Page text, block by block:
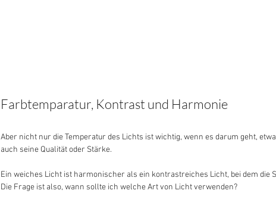
Farbtemparatur, Kontrast und Harmonie
Aber nicht nur die Temperatur des Lichts ist wichtig, wenn es darum geht,
auch seine Qualität oder Stärke.
Ein weiches Licht ist harmonischer als ein kontrastreiches Licht, bei dem die
Die Frage ist also, wann sollte ich welche Art von Licht verwenden?